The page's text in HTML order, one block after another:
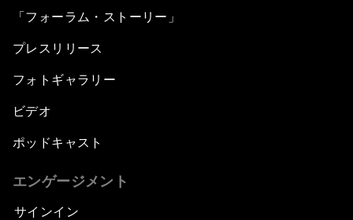
「フォーラム・ストーリー」
プレスリリース
フォトギャラリー
ビデオ
ポッドキャスト
エンゲージメント
サインイン